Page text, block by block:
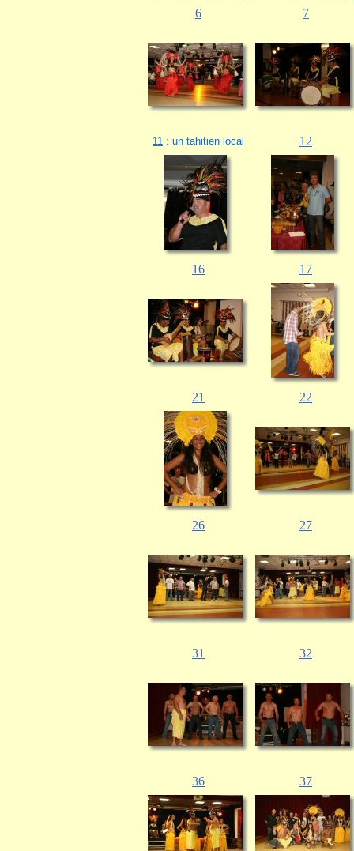
6 7
11 : un tahitien local 12
16 17
21 22
26 27
31 32
36 37